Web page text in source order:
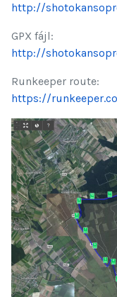
http://
GPX fájl:
http://
Runkeeper route:
https://